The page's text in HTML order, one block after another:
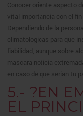
Conocer oriente aspecto
vital importancia con el
Dependiendo de la
climatologicas para que
fiabilidad, aunque sobre
mascara noticia
en caso de que serian tu
5.- ?EN
EL